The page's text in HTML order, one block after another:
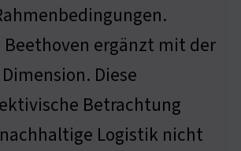
Beethoven ergänzt mit der
Diese
Betrachtung
Logistik nicht